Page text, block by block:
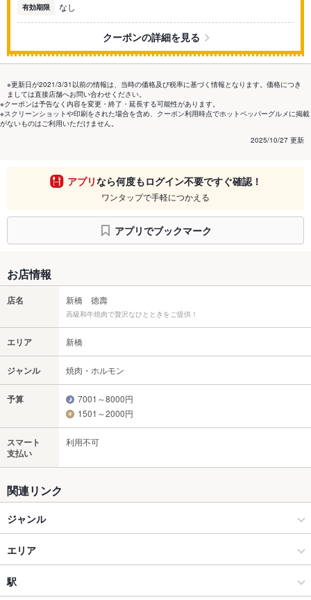
有効期限 なし
クーポンの詳細を見る
※更新日が2021/3/31以前の情報は、当時の価格及び税率に基づく情報となります。価格につき
ましては直接店舗へお問い合わせください。
※クーポンは予告なく内容を変更・終了・延長する可能性があります。
※スクリーンショットや印刷をされた場合を含め、クーポン利用時点でホットペッパーグルメに掲載
がないものはご利用いただけません。
2025/10/27 更新
アプリなら何度もログイン不要ですぐ確認！
ワンタップで手軽につかえる
アプリでブックマーク
お店情報
店名 新橋 徳壽
高級和牛焼肉で贅沢なひとときをご提供！
エリア 新橋
ジャンル 焼肉・ホルモン
予算
7001～8000円
1501～2000円
スマート
支払い
利用不可
関連リンク
ジャンル
焼肉・ホルモン
焼肉
エリア
新橋
駅